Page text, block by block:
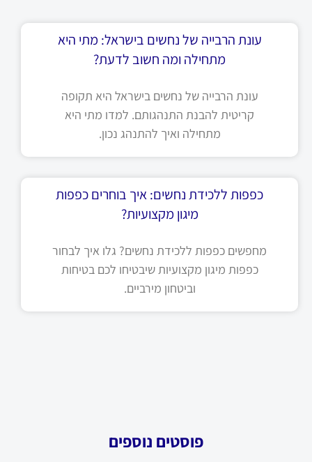
עונת הרבייה של נחשים בישראל: מתי היא
מתחילה ומה חשוב לדעת?
עונת הרבייה של נחשים בישראל היא תקופה
קריטית להבנת התנהגותם. למדו מתי היא
מתחילה ואיך להתנהג נכון.
כפפות ללכידת נחשים: איך בוחרים כפפות
מיגון מקצועיות?
מחפשים כפפות ללכידת נחשים? גלו איך לבחור
כפפות מיגון מקצועיות שיבטיחו לכם בטיחות
וביטחון מירביים.
פוסטים נוספים